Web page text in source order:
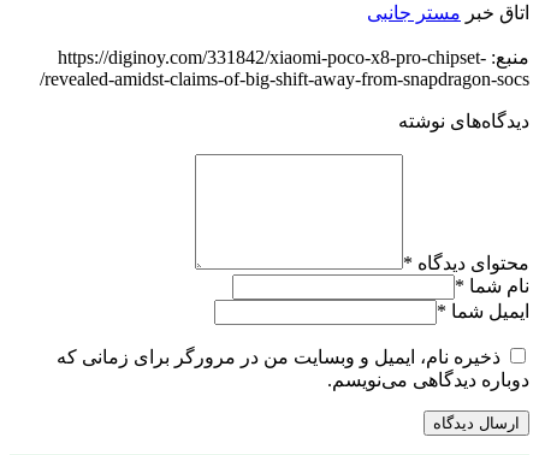
اتاق خبر مستر جانبی
منبع: https://diginoy.com/331842/xiaomi-poco-x8-pro-chipset-
revealed-amidst-claims-of-big-shift-away-from-snapdragon-socs/
دیدگاه‌های نوشته
محتوای دیدگاه *
نام شما *
ایمیل شما *
ذخیره نام، ایمیل و وبسایت من در مرورگر برای زمانی که
دوباره دیدگاهی می‌نویسم.